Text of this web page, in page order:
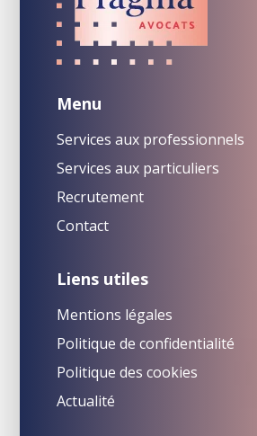
Menu
Services aux professionnels
Services aux particuliers
Recrutement
Contact
Liens utiles
Mentions légales
Politique de confidentialité
Politique des cookies
Actualité